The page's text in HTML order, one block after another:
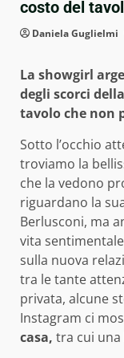
costo del
Daniela Guglielmi
La showgirl
degli scorci
tavolo che non
Sotto l’occhio
troviamo la
che la vedono
riguardano la
Berlusconi, ma
vita
sulla nuova
tra le tante
privata, alcune
Instagram ci
casa, tra cui una